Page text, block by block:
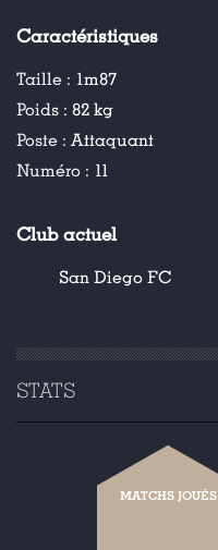
Caractéristiques
Taille : 1m87
Poids : 82 kg
Poste : Attaquant
Numéro : 11
Club actuel
San Diego FC
STATS
MATCHS JOUÉS